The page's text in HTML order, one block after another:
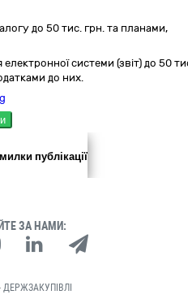
до 50 тис. грн. та планами,
системи (звіт) до 50
до них.
публікації
ЗА НАМИ:
- ДЕРЖЗАКУПІВЛІ